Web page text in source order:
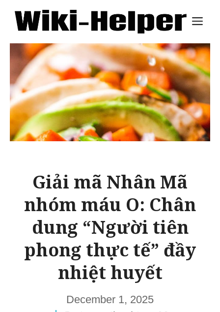
Skip
content
Giải mã Nhân Mã
nhóm máu O: Chân
dung “Người tiên
phong thực tế” đầy
nhiệt huyết
December 1, 2025